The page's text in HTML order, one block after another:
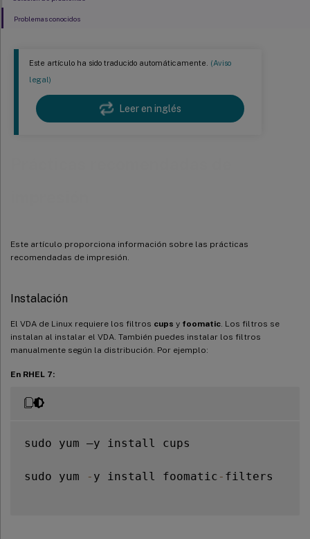
Este artículo ha sido traducido automáticamente. (Aviso
legal)
Leer en inglés
Este artículo proporciona información sobre las prácticas
recomendadas de impresión.
Instalación
El VDA de Linux requiere los filtros cups y foomatic . Los filtros se
instalan al instalar el VDA. También puedes instalar los filtros
manualmente según la distribución. Por ejemplo:
En RHEL 7:
sudo yum –y install cups
sudo yum - y install foomatic - filters
Problemas conocidos